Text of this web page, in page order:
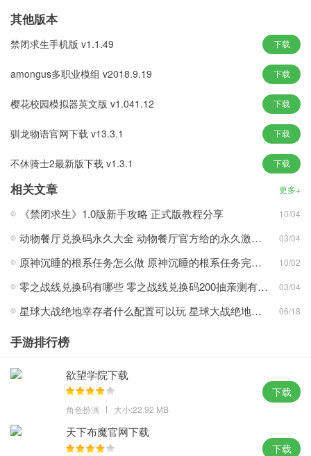
使用各种土壤和石头打造自己的基地，并在草原上解锁故事背景，
探索更多区域。
随机产生的温度充满了毁灭性，如果你不小心，你就会生病，如果
没有药材，你就只能等死。
游戏亮点
玩家以蚁人的身份进入世界，建造庇护所并与巨型昆虫互动以求生
通过将 RPG 元素与生存游戏的最佳元素相结合，您可以像虫子一样
以更小的尺寸穿越现实世界。
游戏为您带来闯关体验，让玩家可以通过手机操作来通关，探索更
最多三个朋友将能够从蚂蚁般的角度探索后院，并找到将其恢复到
原始大小的方法。
最后的秘密可以在后院世界的尽头找到，整个世界非常自由，游戏
允许玩家与来自世界各地的其他玩家协作， 你必须通过不断的冒险
和探索找到恢复的方法。
游戏优势
草叶和环境都呈现在一个微型世界中，而将其恢复原状的方法也隐
藏在这里。
有机会驯服各种昆虫或生物来帮助你，它们可以成为坐骑来载你一
其他版本
禁闭求生手机版 v1.1.49 下载
amongus多职业模组 v2018.9.19 下载
樱花校园模拟器英文版 v1.041.12 下载
驯龙物语官网下载 v13.3.1 下载
不休骑士2最新版下载 v1.3.1 下载
相关文章 更多+
《禁闭求生》1.0版新手攻略 正式版教程分享 10/04
动物餐厅兑换码永久大全 动物餐厅官方给的永久激活码分享 03/04
原神沉睡的根系任务怎么做 原神沉睡的根系任务完成攻略 10/02
零之战线兑换码有哪些 零之战线兑换码200抽亲测有效分享 03/04
星球大战绝地幸存者什么配置可以玩 星球大战绝地幸存者配置要求介绍 06/18
手游排行榜
欲望学院下载
角色扮演 大小:22.92 MB
下载
天下布魔官网下载
下载